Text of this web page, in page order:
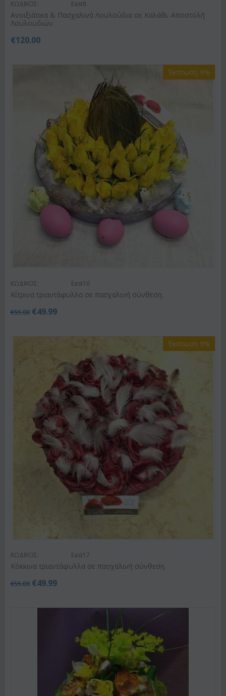
ΚΩΔΙΚΟΣ: East8
Ανοιξιάτικα & Πασχαλινά Λουλούδια σε Καλάθι. Αποστολή
Λουλουδιών.
€120.00
Έκπτωση 9%
ΚΩΔΙΚΟΣ: East16
Κίτρινα τριαντάφυλλα σε πασχαλινή σύνθεση.
€55.00 €49.99
Έκπτωση 9%
ΚΩΔΙΚΟΣ: East17
Κόκκινα τριαντάφυλλα σε πασχαλινή σύνθεση.
€55.00 €49.99